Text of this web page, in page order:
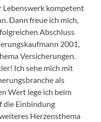
kompetent
Dann freue ich mich,
Abschluss
2001,
Versicherungen.
Ich sehe mich mit
als
Wert lege ich beim
die Einbindung
Herzensthema